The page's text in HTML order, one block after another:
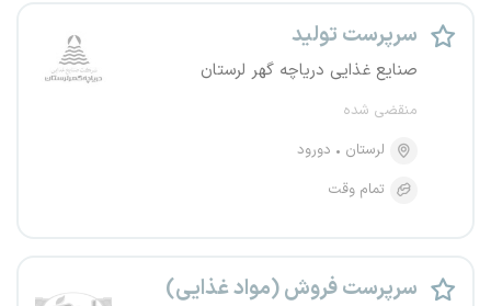
سرپرست تولید
صنایع غذایی دریاچه گهر لرستان
منقضی شده
لرستان
دورود
تمام وقت
سرپرست فروش (مواد غذایی)